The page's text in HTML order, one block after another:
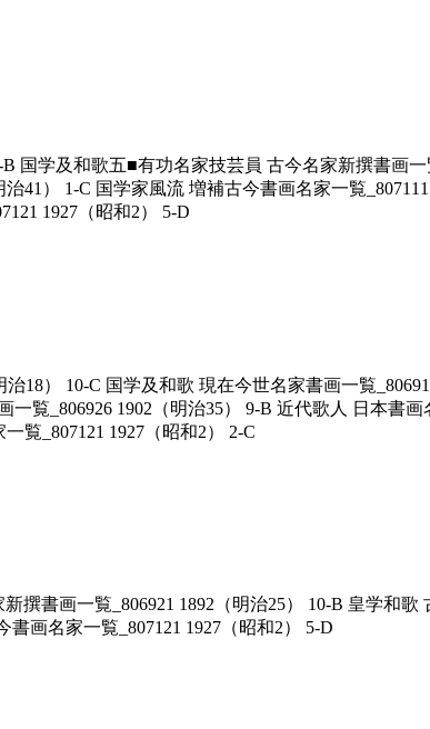
国学及和歌五■有功名家技芸員 古今名家新撰書画一
41） 1-C 国学家風流 増補古今書画名家一覧
1927（昭和2） 5-D
18） 10-C 国学及和歌 現在今世名家書画一覧
_806926 1902（明治35） 9-B 近代歌人 日本書画
覧_807121 1927（昭和2） 2-C
書画一覧_806921 1892（明治25） 10-B 皇学和歌
画名家一覧_807121 1927（昭和2） 5-D